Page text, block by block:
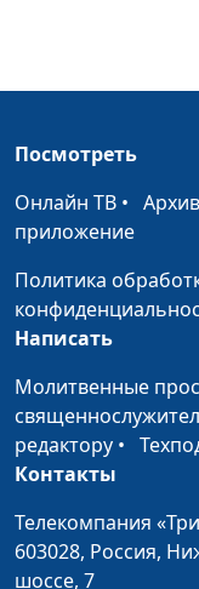
Где находится
Истинная свобода
Разочарование -
к духовному росту
Кризис - время
Божьего
Если Бог богат,
почему Он с нами
делится?
Царство
Посмотреть
Онлайн ТВ •
приложение
Политика
Написать
Молитвенные
редактору •
Контакты
Телекомпания
603028, Россия,
шоссе, 7